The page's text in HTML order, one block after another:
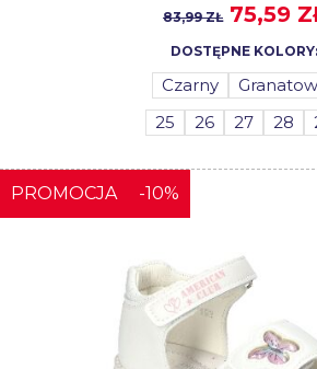
83,99 ZŁ 75,59
DOSTĘPNE KOLORY:
Czarny
25
26 27 28
PROMOCJA -10%